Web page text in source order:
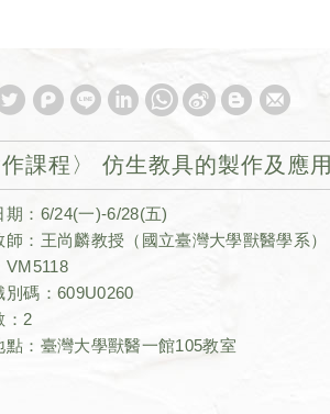
課程〉 仿生教具的製作及應用
期：6/24(一)-6/28(五)
師：王尚麟教授（國立臺灣大學獸醫學系）
VM5118
別碼：609U0260
：2
點：臺灣大學獸醫一館105教室